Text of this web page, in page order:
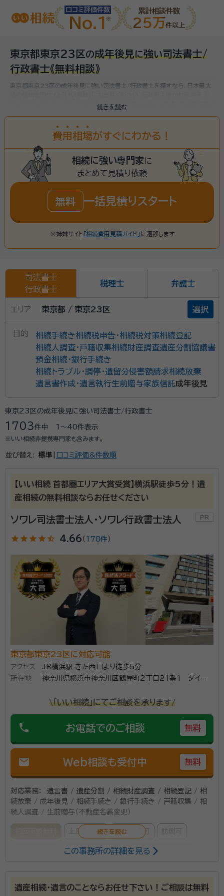
口コミ評価件数
No.1
累計相談件数
25万件以上
東京都東京23区の成年後見 に強い司法書士/
行政書士《無料相談》
続きを読む
東京都東京23区の成年後見に強い司法書士/行政書士を探すなら、日本最大
ワレ司法書士法人・ソワレ行政書士法人、など
費 用 相 場がすぐにわかる！
相続に強い専門家に
まとめて見積り依頼
無料 一括見積りスタート
※姉妹サイト「相続費用見積ガイド」 に遷移します
司法書士
行政書士
税理士 弁護士
エリア 東京都 / 東京23区 選択
目的 相続手続き相続税申告・相続税対策相続登記
相続人調査・戸籍収集相続財産調査遺産分割協議書
預金相続・銀行手続き
相続トラブル・調停・遺留分侵害額請求相続放棄
遺言書作成・遺言執行生前贈与家族信託成年後見
東京23区の成年後見に強い司法書士/行政書士
1703件中 1〜40件表示
※いい相続非提携専門家も含みます。
並び替え: 標準 口コミ評価&件数順
【いい相続 首都圏エリア大賞受賞】横浜駅徒歩5分！遺
産相続の無料相談ならお任せください
ソワレ司法書士法人・ソワレ行政書士法人
star star star star star_half 4.66 （ 178件）
東京都東京23区に対応可能
アクセス
JR横浜駅 きた西口より徒歩5分
所在地
神奈川県横浜市神奈川区鶴屋町2丁目21番1 ダイヤビ
\「いい相続」にてご相談を承ります/
phone お電話でのご相談 無料
mail Web相談も受付中 無料
対応業務：
遺言書 / 遺産分割 / 相続財産調査 / 相続登記 / 相
続放棄 / 成年後見 / 相続手続き / 銀行手続き / 戸籍収集 / 相
続人調査 / 生前贈与（不動産名義変更）
土日相談可 電話相談可 訪問可
オンライン面談可 女性スタッフ対応可
この事務所の詳細を見る
遺産相続・遺言のことならお任せ下さい！ご相談は無料